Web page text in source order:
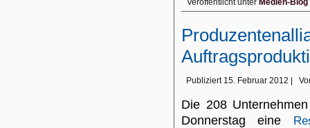
Veröffentlicht unter Medien-Blog
Publiziert 15. Februar 2012
Die 208
Donnerstag eine